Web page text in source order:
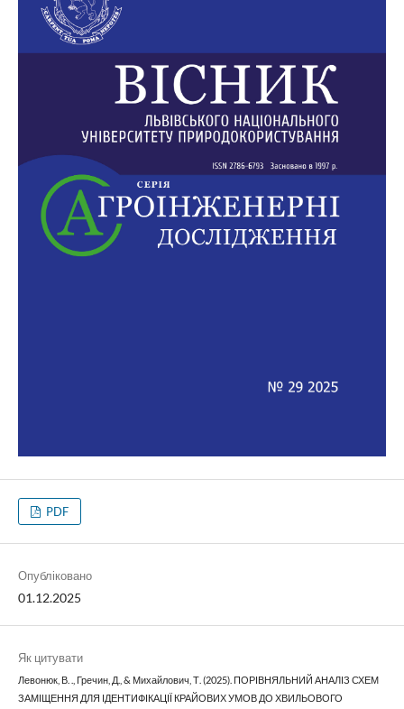
PDF
Опубліковано
01.12.2025
Як цитувати
Левонюк, В. ., Гречин, Д., & Михайлович, Т. (2025). ПОРІВНЯЛЬНИЙ АНАЛІЗ СХЕМ
ЗАМІЩЕННЯ ДЛЯ ІДЕНТИФІКАЦІЇ КРАЙОВИХ УМОВ ДО ХВИЛЬОВОГО